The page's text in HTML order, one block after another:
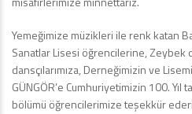
Yemeğimize müzikleri ile renk katan
Sanatlar Lisesi öğrencilerine, Zeybek
dansçılarımıza, Derneğimizin ve
GÜNGÖR’e Cumhuriyetimizin 100.
bölümü öğrencilerimize teşekkür